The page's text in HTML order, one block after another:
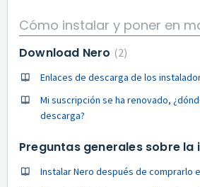
Cómo instalar y poner en
Download Nero 2
Enlaces de descarga de los
Mi suscripción se ha renovado,
descarga?
Preguntas generales sobre la
Instalar Nero después de comprarlo